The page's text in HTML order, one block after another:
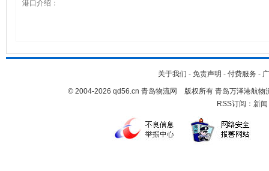
港口介绍：
关于我们 - 免责声明 - 付费服务 -
© 2004-2026 qd56.cn 青岛物流网 版权所有 青岛万泽港航物
RSS订阅： 新闻